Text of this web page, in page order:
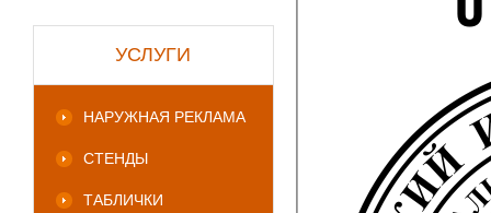
УСЛУГИ
НАРУЖНАЯ РЕКЛАМА
СТЕНДЫ
ТАБЛИЧКИ